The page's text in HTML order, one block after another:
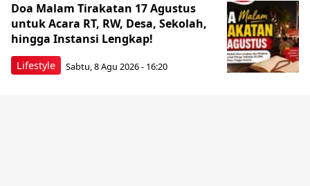
Lifestyle
Doa Malam Tirakatan 17 Agustus
untuk Acara RT, RW, Desa, Sekolah,
hingga Instansi Lengkap!
Sabtu, 8 Agu 2026 - 16:20